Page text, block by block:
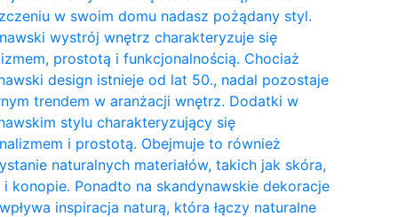
w swoim domu nadasz pożądany styl.
wystrój wnętrz charakteryzuje się
prostotą i funkcjonalnością. Chociaż
design istnieje od lat 50., nadal pozostaje
trendem w aranżacji wnętrz. Dodatki w
stylu charakteryzujący się
i prostotą. Obejmuje to również
naturalnych materiałów, takich jak skóra,
konopie. Ponadto na skandynawskie dekoracje
inspiracja naturą, która łączy naturalne